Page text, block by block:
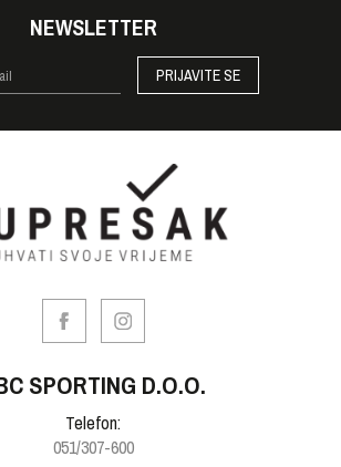
NEWSLETTER
PRIJAVITE SE
SPORTING D.O.O.
Telefon:
051/307-600